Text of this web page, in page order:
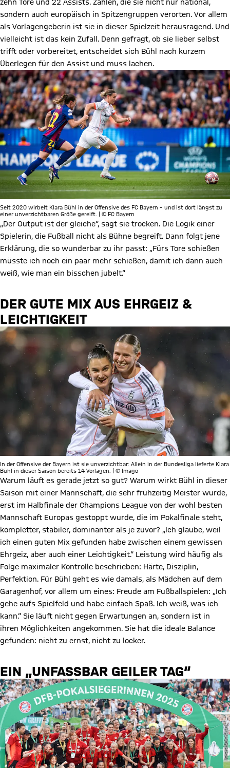
zehn Tore und 22 Assists. Zahlen, die sie nicht nur national,
sondern auch europäisch in Spitzengruppen verorten. Vor allem
als Vorlagengeberin ist sie in dieser Spielzeit herausragend. Und
vielleicht ist das kein Zufall. Denn gefragt, ob sie lieber selbst
trifft oder vorbereitet, entscheidet sich Bühl nach kurzem
Überlegen für den Assist und muss lachen.
Seit 2020 wirbelt Klara Bühl in der Offensive des FC Bayern – und ist dort längst zu
einer unverzichtbaren Größe gereift. | © FC Bayern
„Der Output ist der gleiche“, sagt sie trocken. Die Logik einer
Spielerin, die Fußball nicht als Bühne begreift. Dann folgt jene
Erklärung, die so wunderbar zu ihr passt: „Fürs Tore schießen
müsste ich noch ein paar mehr schießen, damit ich dann auch
weiß, wie man ein bisschen jubelt.“
DER GUTE MIX AUS EHRGEIZ &
LEICHTIGKEIT
In der Offensive der Bayern ist sie unverzichtbar: Allein in der Bundesliga lieferte Klara
Bühl in dieser Saison bereits 14 Vorlagen. | © Imago
Warum läuft es gerade jetzt so gut? Warum wirkt Bühl in dieser
Saison mit einer Mannschaft, die sehr frühzeitig Meister wurde,
erst im Halbfinale der Champions League von der wohl besten
Mannschaft Europas gestoppt wurde, die im Pokalfinale steht,
kompletter, stabiler, dominanter als je zuvor? „Ich glaube, weil
ich einen guten Mix gefunden habe zwischen einem gewissen
Ehrgeiz, aber auch einer Leichtigkeit.“ Leistung wird häufig als
Folge maximaler Kontrolle beschrieben: Härte, Disziplin,
Perfektion. Für Bühl geht es wie damals, als Mädchen auf dem
Garagenhof, vor allem um eines: Freude am Fußballspielen: „Ich
gehe aufs Spielfeld und habe einfach Spaß. Ich weiß, was ich
kann.“ Sie läuft nicht gegen Erwartungen an, sondern ist in
ihren Möglichkeiten angekommen. Sie hat die ideale Balance
gefunden: nicht zu ernst, nicht zu locker.
EIN „UNFASSBAR GEILER TAG“